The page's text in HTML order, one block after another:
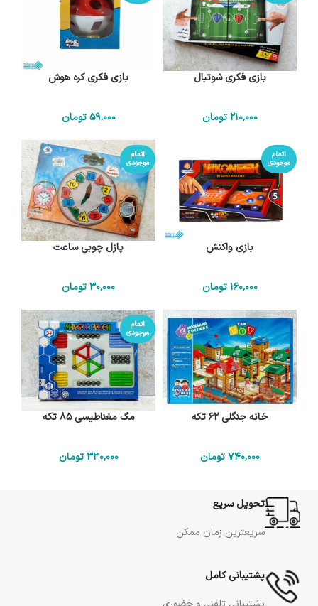
بازی فکری شوتبال
210٬000 تومان
بازی فکری کره هوش
59٬000 تومان
اتمام
موجودی
بازی واکنش
160٬000 تومان
اتمام
موجودی
پازل چوبی ساعت
30٬000تومان
خانه جنگلی 62 تکه
740٬000 تومان
اتمام
موجودی
مگ مغناطیسی 85 تکه
330٬000 تومان
تحویل سریع
سریعترین زمان ممکن
پشتیبانی کامل